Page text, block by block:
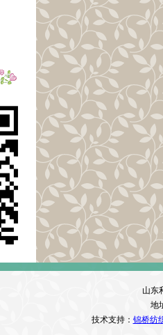
山东
地
技术支持： 锦桥纺